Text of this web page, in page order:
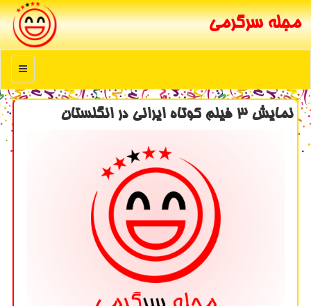
مجله سرگرمی
منو
نمایش 3 فیلم كوتاه ایرانی در انگلستان